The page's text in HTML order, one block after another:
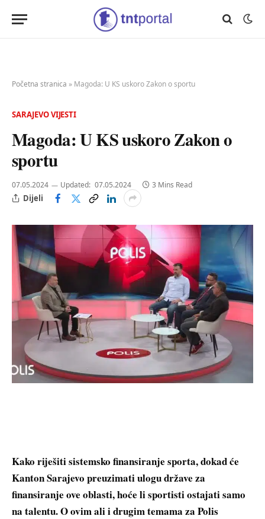
Početna stranica » Magoda: U KS uskoro Zakon o sportu
SARAJEVO VIJESTI
Magoda: U KS uskoro Zakon o
sportu
07.05.2024 Updated: 07.05.2024 3 Mins Read
Dijeli
Kako riješiti sistemsko finansiranje sporta, dokad će
Kanton Sarajevo preuzimati ulogu države za
finansiranje ove oblasti, hoće li sportisti ostajati samo
na talentu. O ovim ali i drugim temama za Polis